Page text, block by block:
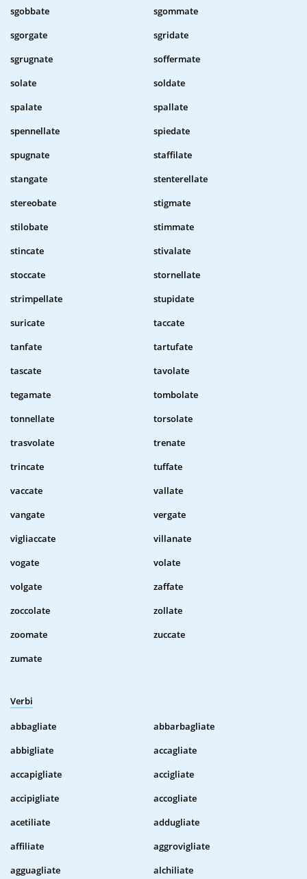
sgobbate
sgommate
sgorgate
sgridate
sgrugnate
soffermate
solate
soldate
spalate
spallate
spennellate
spiedate
spugnate
staffilate
stangate
stenterellate
stereobate
stigmate
stilobate
stimmate
stincate
stivalate
stoccate
stornellate
strimpellate
stupidate
suricate
taccate
tanfate
tartufate
tascate
tavolate
tegamate
tombolate
tonnellate
torsolate
trasvolate
trenate
trincate
tuffate
vaccate
vallate
vangate
vergate
vigliaccate
villanate
vogate
volate
volgate
zaffate
zoccolate
zollate
zoomate
zuccate
zumate
Verbi
abbagliate
abbarbagliate
abbigliate
accagliate
accapigliate
accigliate
accipigliate
accogliate
acetiliate
addugliate
affiliate
aggrovigliate
agguagliate
alchiliate